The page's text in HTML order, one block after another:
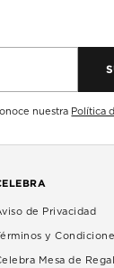
nuestra Política
de Privacidad
y
Mesa de